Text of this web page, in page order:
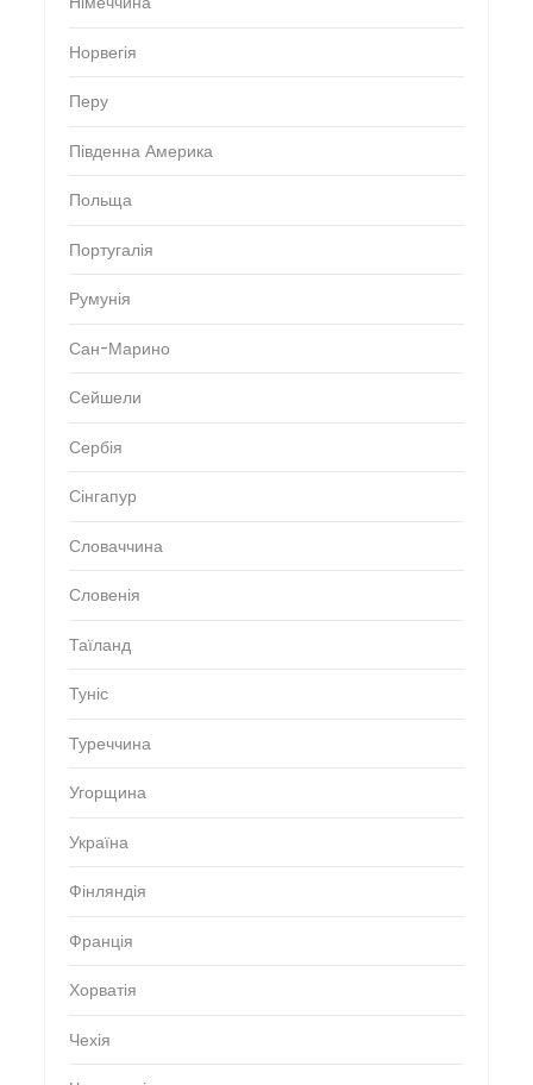
Норвегія
Перу
Південна Америка
Польща
Португалія
Румунія
Сан-Марино
Сейшели
Сербія
Сінгапур
Словаччина
Словенія
Таїланд
Туніс
Туреччина
Угорщина
Україна
Фінляндія
Франція
Хорватія
Чехія